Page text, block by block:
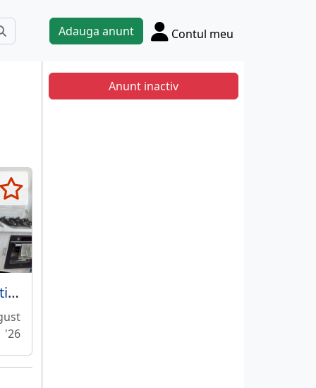
Adauga anunt Contul meu
Berceni, Popesti Leordeni, str. Biruintei,
'26
Anunt inactiv